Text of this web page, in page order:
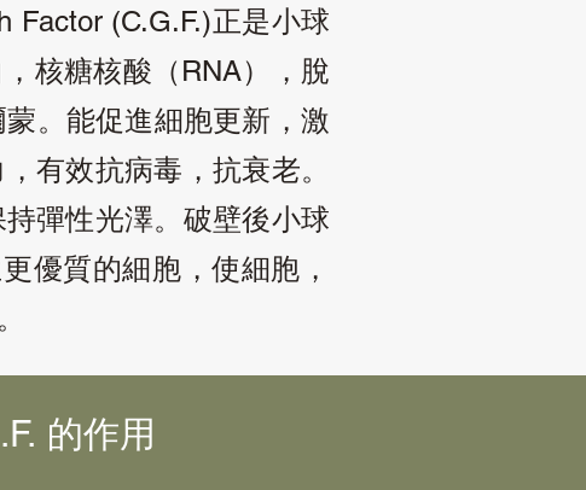
Factor (C.G.F.)正是小球
核糖核酸 （RNA）
，脫
。能促進細胞更新，激
有效抗病毒，抗衰老。
彈性光澤。破壁後小球
優質的細胞，使細胞，
的作用